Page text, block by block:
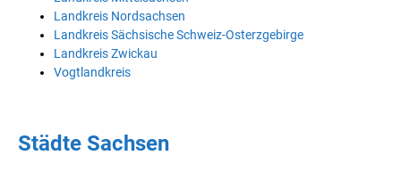
Landkreis Nordsachsen
Landkreis Sächsische Schweiz-Osterzgebirge
Landkreis Zwickau
Vogtlandkreis
Städte Sachsen